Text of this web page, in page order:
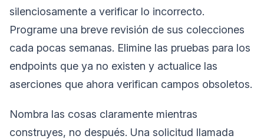
silenciosamente a verificar lo incorrecto.
Programe una breve revisión de sus colecciones
cada pocas semanas. Elimine las pruebas para los
endpoints que ya no existen y actualice las
aserciones que ahora verifican campos obsoletos.
Nombra las cosas claramente mientras
construyes, no después. Una solicitud llamada